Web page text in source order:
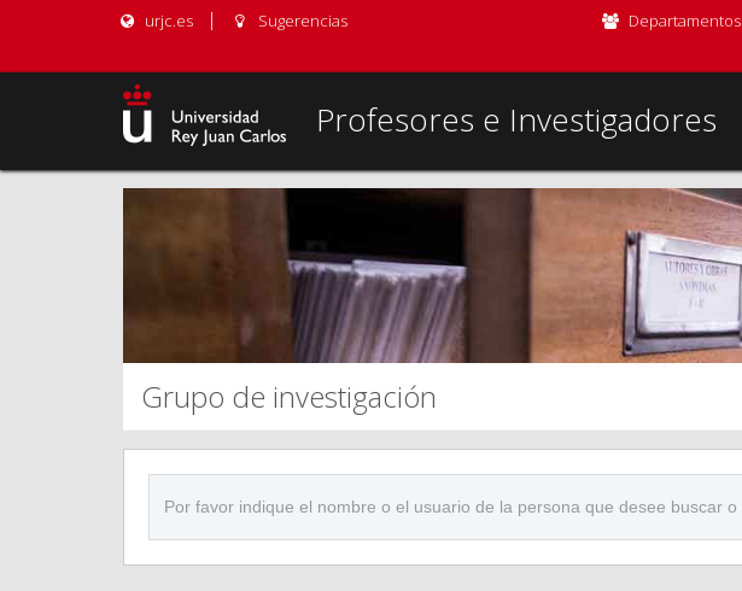
urjc.es Sugerencias Departamentos
Profesores e Investigadores
Grupo de investigación